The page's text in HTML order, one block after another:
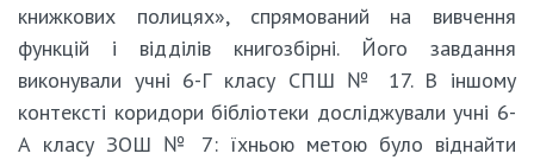
книжкових полицях», спрямований на вивчення
функцій і відділів книгозбірні. Його завдання
виконували учні 6-Г класу СПШ № 17. В іншому
контексті коридори бібліотеки досліджували учні 6-
А класу ЗОШ № 7: їхньою метою було віднайти